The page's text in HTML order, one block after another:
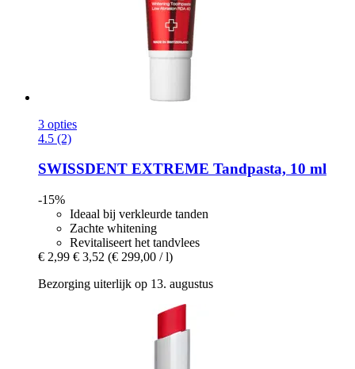
3 opties
4.5 (2)
SWISSDENT EXTREME Tandpasta, 10 ml
-15%
Ideaal bij verkleurde tanden
Zachte whitening
Revitaliseert het tandvlees
€ 2,99 € 3,52 (€ 299,00 / l)
Bezorging uiterlijk op 13. augustus